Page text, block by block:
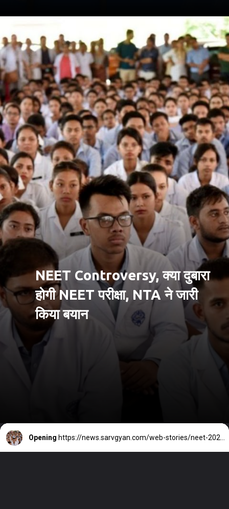
NEET Controversy, क्या दुबारा
होगी NEET परीक्षा, NTA ने जारी
किया बयान
Opening https://news.sarvgyan.com/web-stories/neet-2024-controversy-will-neet-exam-be-conducted-again-check-latest-press-release-from-nta/